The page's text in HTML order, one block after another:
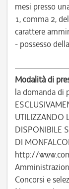
mesi presso
1, comma 2,
carattere
- possesso
Modalità di
la domanda di
UTILIZZANDO
DISPONIBILE
DI
http://
Concorsi e